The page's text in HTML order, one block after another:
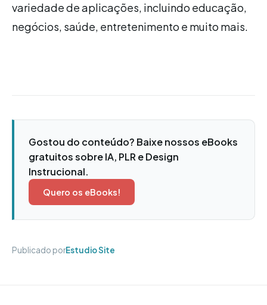
variedade de aplicações, incluindo educação,
negócios, saúde, entretenimento e muito mais.
Gostou do conteúdo? Baixe nossos eBooks
gratuitos sobre IA, PLR e Design
Instrucional.
Quero os eBooks!
Publicado porEstudio Site